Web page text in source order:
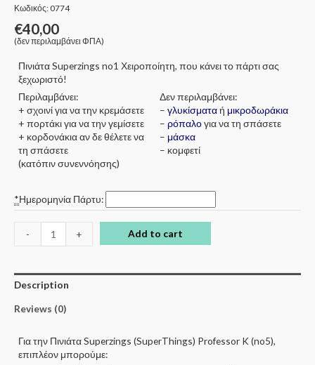
Κωδικός: 0774
€40,00
(δεν περιλαμβάνει ΦΠΑ)
Πινιάτα Superzings no1 Χειροποίητη, που κάνει το πάρτι σας
ξεχωριστό!
Περιλαμβάνει:
+ σχοινί για να την κρεμάσετε
+ πορτάκι για να την γεμίσετε
+ κορδονάκια αν δε θέλετε να
τη σπάσετε
(κατόπιν συνεννόησης)
Δεν περιλαμβάνει:
– γλυκίσματαή μικροδωράκια
– ρόπαλογια να τη σπάσετε
– μάσκα
– κομφετί
*Ημερομηνία Πάρτυ:
- + Add to cart
Description
Reviews (0)
Για την Πινιάτα Superzings (SuperThings) Professor K (no5),
επιπλέον μπορούμε: